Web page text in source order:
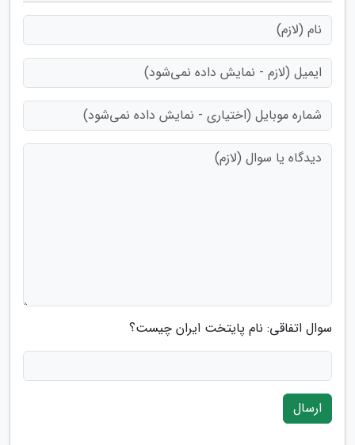
سوال اتفاقی: نام پایتخت ایران چیست؟
ارسال